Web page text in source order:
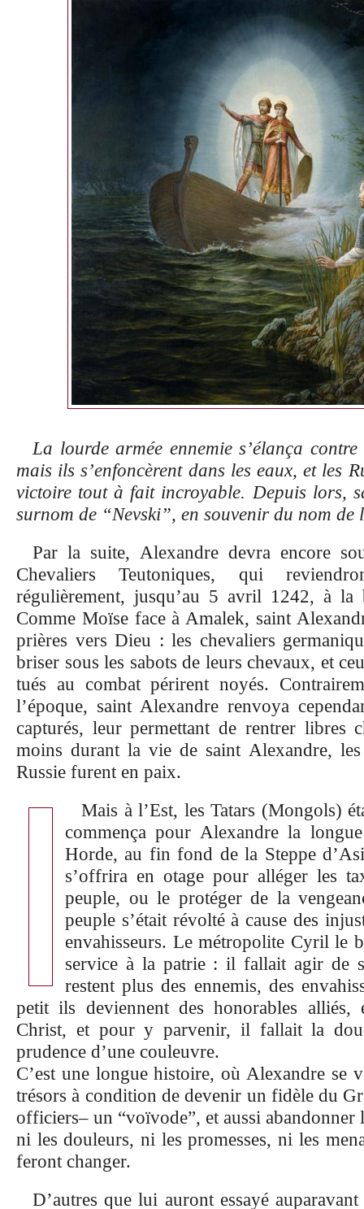
La lourde armée ennemie s’élança
mais ils s’enfoncèrent dans les eaux, et les
victoire tout à fait incroyable. Depuis lors,
surnom de “Nevski”, en souvenir du nom
Par la suite, Alexandre devra encore
Chevaliers Teutoniques, qui
régulièrement, jusqu’au 5 avril 1242, à
Comme Moïse face à Amalek, saint
prières vers Dieu : les chevaliers
briser sous les sabots de leurs chevaux, et
tués au combat périrent noyés.
l’époque, saint Alexandre renvoya
capturés, leur permettant de rentrer libres
moins durant la vie de saint Alexandre,
Russie furent en paix.
Mais à l’Est, les Tatars (Mongols)
commença pour Alexandre la
Horde, au fin fond de la Steppe
s’offrira en otage pour alléger les
peuple, ou le protéger de la
peuple s’était révolté à cause des
envahisseurs. Le métropolite Cyril le
service à la patrie : il fallait agir de
restent plus des ennemis, des
petit ils deviennent des honorables alliés,
Christ, et pour y parvenir, il fallait la
prudence d’une couleuvre.
C’est une longue histoire, où Alexandre se
trésors à condition de devenir un fidèle du
officiers– un “voïvode”, et aussi abandonner
ni les douleurs, ni les promesses, ni les
feront changer.
D’autres que lui auront essayé